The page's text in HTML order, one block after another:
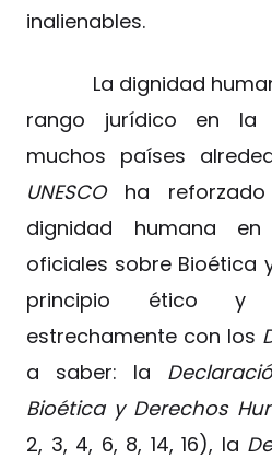
inalienables.
La dignidad
rango jurídico en la
muchos países
UNESCOha reforzado
dignidad humana
oficiales sobre Bioética
principio ético y
estrechamente con los
a saber: la
Bioética y Derechos
2, 3, 4, 6, 8, 14, 16), la